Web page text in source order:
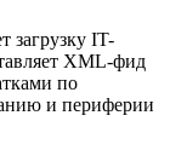
загрузку IT-
XML-фид
по
и периферии